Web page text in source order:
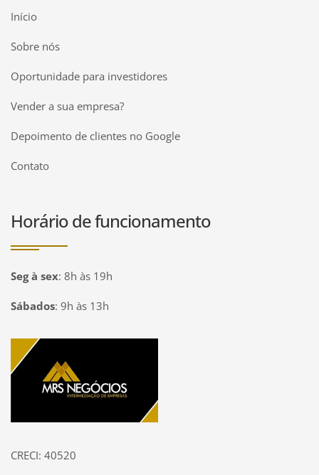
Início
Sobre nós
Oportunidade para investidores
Vender a sua empresa?
Depoimento de clientes no Google
Contato
Horário de funcionamento
Seg à sex: 8h às 19h
Sábados: 9h às 13h
Página inicial
CRECI: 40520